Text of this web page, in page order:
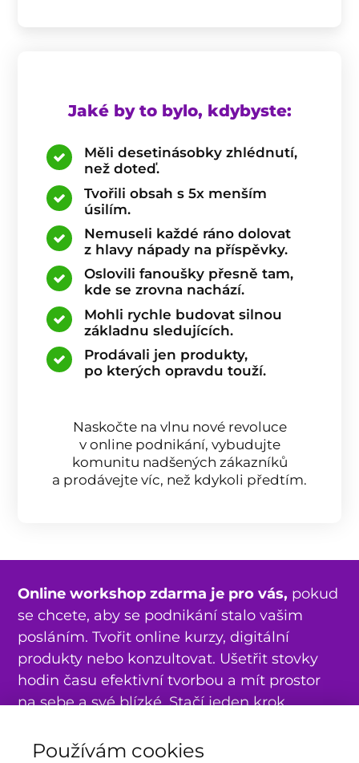
Jaké by to bylo, kdybyste:
Měli desetinásobky zhlédnutí,
než doteď.
Tvořili obsah s 5x menším
úsilím.
Nemuseli každé ráno dolovat
z hlavy nápady na příspěvky.
Oslovili fanoušky přesně tam,
kde se zrovna nachází.
Mohli rychle budovat silnou
základnu sledujících.
Prodávali jen produkty,
po kterých opravdu touží.
Naskočte na vlnu nové revoluce
v online podnikání, vybudujte
komunitu nadšených zákazníků
a prodávejte víc, než kdykoli předtím.
Online workshop zdarma je pro vás, pokud
se chcete, aby se podnikání stalo vašim
posláním. Tvořit online kurzy, digitální
produkty nebo konzultovat. Ušetřit stovky
hodin času efektivní tvorbou a mít prostor
na sebe a své blízké. Stačí jeden krok...
Používám cookies